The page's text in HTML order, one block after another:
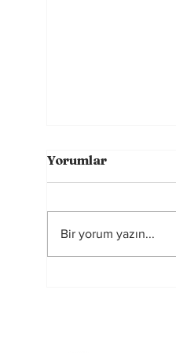
Yorumlar
Bir yorum yazın...